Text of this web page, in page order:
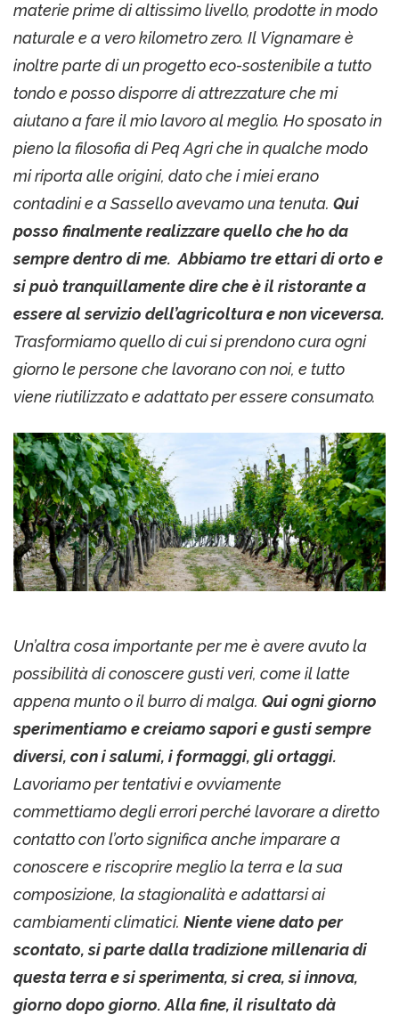
materie prime di altissimo livello, prodotte in modo
naturale e a vero kilometro zero. Il Vignamare è
inoltre parte di un progetto eco-sostenibile a tutto
tondo e posso disporre di attrezzature che mi
aiutano a fare il mio lavoro al meglio. Ho sposato in
pieno la filosofia di Peq Agri che in qualche modo
mi riporta alle origini, dato che i miei erano
contadini e a Sassello avevamo una tenuta. Qui
posso finalmente realizzare quello che ho da
sempre dentro di me. Abbiamo tre ettari di orto e
si può tranquillamente dire che è il ristorante a
essere al servizio dell’agricoltura e non viceversa.
Trasformiamo quello di cui si prendono cura ogni
giorno le persone che lavorano con noi, e tutto
viene riutilizzato e adattato per essere consumato.
Un’altra cosa importante per me è avere avuto la
possibilità di conoscere gusti veri, come il latte
appena munto o il burro di malga. Qui ogni giorno
sperimentiamo e creiamo sapori e gusti sempre
diversi, con i salumi, i formaggi, gli ortaggi.
Lavoriamo per tentativi e ovviamente
commettiamo degli errori perché lavorare a diretto
contatto con l’orto significa anche imparare a
conoscere e riscoprire meglio la terra e la sua
composizione, la stagionalità e adattarsi ai
cambiamenti climatici. Niente viene dato per
scontato, si parte dalla tradizione millenaria di
questa terra e si sperimenta, si crea, si innova,
giorno dopo giorno. Alla fine, il risultato dà